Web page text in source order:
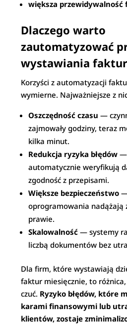
większa przewidywalność
Dlaczego warto
zautomatyzować
wystawiania faktur
Korzyści z automatyzacji
wymierne. Najważniejsze z
Oszczędność czasu —
zajmowały godziny, teraz
kilka minut.
Redukcja ryzyka błędów —
automatycznie weryfikują
zgodność z przepisami.
Większe bezpieczeństwo
oprogramowania nadążają
prawie.
Skalowalność — systemy
liczbą dokumentów bez
Dla firm, które wystawiają
faktur miesięcznie, to
czuć. Ryzyko błędów, które
karami finansowymi lub
klientów, zostaje